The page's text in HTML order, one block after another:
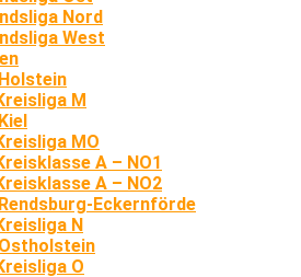
Nord
West
M
MO
A – NO1
A – NO2
Eckernförde
N
O